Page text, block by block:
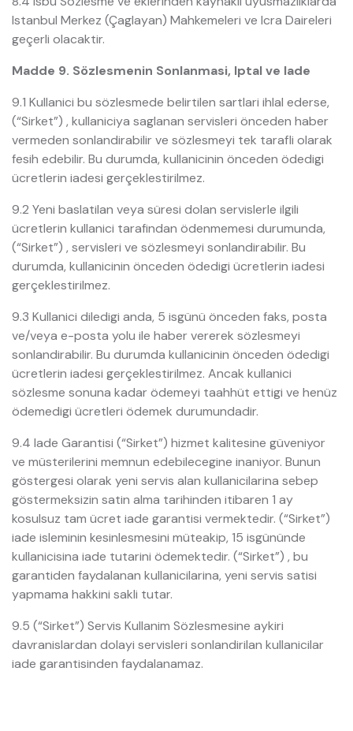
Istanbul Merkez (Çaglayan) Mahkemeleri ve Icra Daireleri
geçerli olacaktir.
Madde 9. Sözlesmenin Sonlanmasi, Iptal ve Iade
9.1 Kullanici bu sözlesmede belirtilen sartlari ihlal ederse,
(“Sirket”) , kullaniciya saglanan servisleri önceden haber
vermeden sonlandirabilir ve sözlesmeyi tek tarafli olarak
fesih edebilir. Bu durumda, kullanicinin önceden ödedigi
ücretlerin iadesi gerçeklestirilmez.
9.2 Yeni baslatilan veya süresi dolan servislerle ilgili
ücretlerin kullanici tarafindan ödenmemesi durumunda,
(“Sirket”) , servisleri ve sözlesmeyi sonlandirabilir. Bu
durumda, kullanicinin önceden ödedigi ücretlerin iadesi
gerçeklestirilmez.
9.3 Kullanici diledigi anda, 5 isgünü önceden faks, posta
ve/veya e-posta yolu ile haber vererek sözlesmeyi
sonlandirabilir. Bu durumda kullanicinin önceden ödedigi
ücretlerin iadesi gerçeklestirilmez. Ancak kullanici
sözlesme sonuna kadar ödemeyi taahhüt ettigi ve henüz
ödemedigi ücretleri ödemek durumundadir.
9.4 Iade Garantisi (“Sirket”) hizmet kalitesine güveniyor
ve müsterilerini memnun edebilecegine inaniyor. Bunun
göstergesi olarak yeni servis alan kullanicilarina sebep
göstermeksizin satin alma tarihinden itibaren 1 ay
kosulsuz tam ücret iade garantisi vermektedir. (“Sirket”)
iade isleminin kesinlesmesini müteakip, 15 isgününde
kullanicisina iade tutarini ödemektedir. (“Sirket”) , bu
garantiden faydalanan kullanicilarina, yeni servis satisi
yapmama hakkini sakli tutar.
9.5 (“Sirket”) Servis Kullanim Sözlesmesine aykiri
davranislardan dolayi servisleri sonlandirilan kullanicilar
iade garantisinden faydalanamaz.